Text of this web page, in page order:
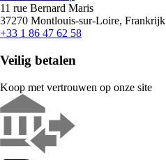
11 rue Bernard Maris
37270 Montlouis-sur-Loire, Frankrijk
+33 1 86 47 62 58
Veilig betalen
Koop met vertrouwen op onze site